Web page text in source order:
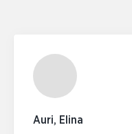
Auri, Elina